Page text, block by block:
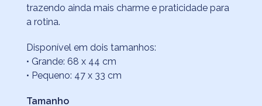
trazendo ainda mais charme e praticidade para
a rotina.
Disponível em dois tamanhos:
• Grande: 68 x 44 cm
• Pequeno: 47 x 33 cm
Tamanho